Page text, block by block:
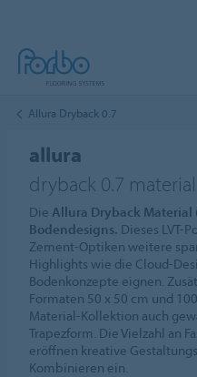
Allura Dryback 0.7
allura
dryback 0.7 material
Die Allura Dryback Material
Bodendesigns. Dieses LVT-
Zement-Optiken weitere
Highlights wie die Cloud-
Bodenkonzepte eignen.
Formaten 50 x 50 cm und
Material-Kollektion auch
Trapezform. Die Vielzahl an
eröffnen kreative
Kombinieren ein.